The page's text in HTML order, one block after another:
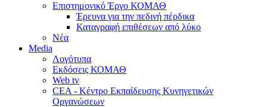
Επιστημονικό Έργο ΚΟΜΑΘ
Έρευνα για την πεδινή πέρδικα
Καταγραφή επιθέσεων από λύκο
Νέα
Media
Λογότυπα
Εκδόσεις ΚΟΜΑΘ
Web tv
CEA - Κέντρο Εκπαίδευσης Κυνηγετικών
Οργανώσεων